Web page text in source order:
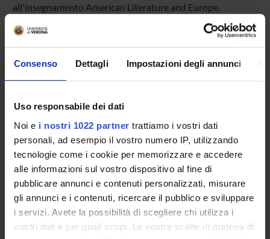
Consenso Dettagli Impostazioni degli annunci
Uso responsabile dei dati
Noi e i nostri 1022 partner trattiamo i vostri dati
personali, ad esempio il vostro numero IP, utilizzando
tecnologie come i cookie per memorizzare e accedere
alle informazioni sul vostro dispositivo al fine di
pubblicare annunci e contenuti personalizzati, misurare
gli annunci e i contenuti, ricercare il pubblico e sviluppare
i servizi. Avete la possibilità di scegliere chi utilizza i
vostri dati e per quali scopi. Le vostre scelte in materia di
all'insegnamento American Literature and Europe.
OFFERTA FORMATIVA
DOTTORATI DI RICERCA E FORMAZIONE
SUPERIORE
Contatti
Persone
Luoghi
Calendario